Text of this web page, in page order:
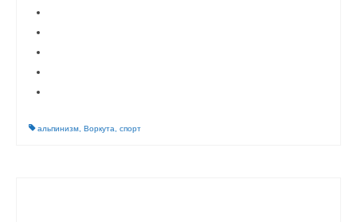
альпинизм Воркута спорт